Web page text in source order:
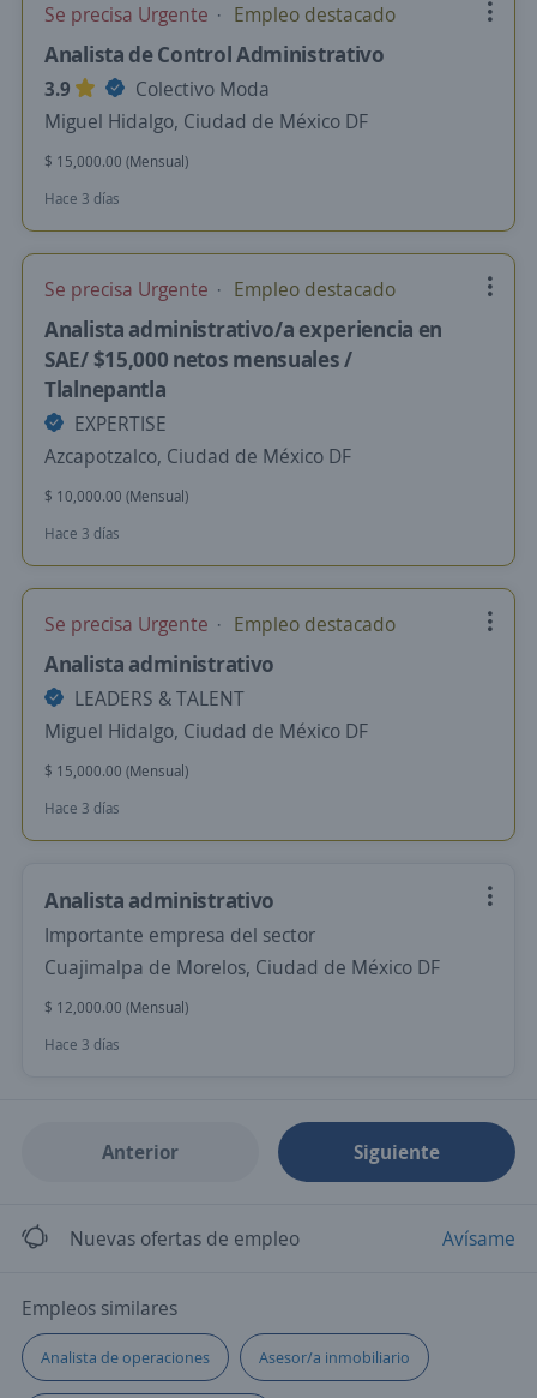
Se precisa Urgente Empleo destacado
Analista de Control Administrativo
3.9
Colectivo Moda
Miguel Hidalgo, Ciudad de México DF
$ 15,000.00 (Mensual)
Hace 3 días
Se precisa Urgente Empleo destacado
Analista administrativo/a experiencia en
SAE/ $15,000 netos mensuales /
Tlalnepantla
EXPERTISE
Azcapotzalco, Ciudad de México DF
$ 10,000.00 (Mensual)
Hace 3 días
Se precisa Urgente Empleo destacado
Analista administrativo
LEADERS & TALENT
Miguel Hidalgo, Ciudad de México DF
$ 15,000.00 (Mensual)
Hace 3 días
Analista administrativo
Importante empresa del sector
Cuajimalpa de Morelos, Ciudad de México DF
$ 12,000.00 (Mensual)
Hace 3 días
Anterior Siguiente
Nuevas ofertas de empleo Avísame
Empleos similares
Analista de operaciones Asesor/a inmobiliario